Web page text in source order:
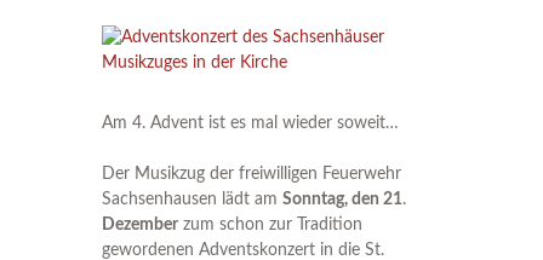
Am 4. Advent ist es mal wieder soweit…
Der Musikzug der freiwilligen Feuerwehr
Sachsenhausen lädt am Sonntag, den 21.
Dezember zum schon zur Tradition
gewordenen Adventskonzert in die St.